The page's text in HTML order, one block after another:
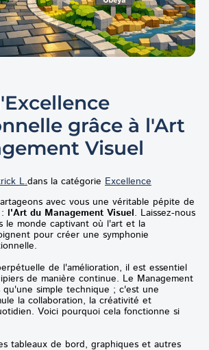
grâce à l'Art
Visuel
L.dans la catégorie Excellence
avec vous une véritable pépite de
l'Art du Management Visuel. Laissez-nous
le monde captivant où l'art et la
pour créer une symphonie
de l'amélioration, il est essentiel
de manière continue. Le Management
simple technique ; c'est une
la collaboration, la créativité et
Voici pourquoi cela fonctionne si
tableaux de bord, graphiques et autres